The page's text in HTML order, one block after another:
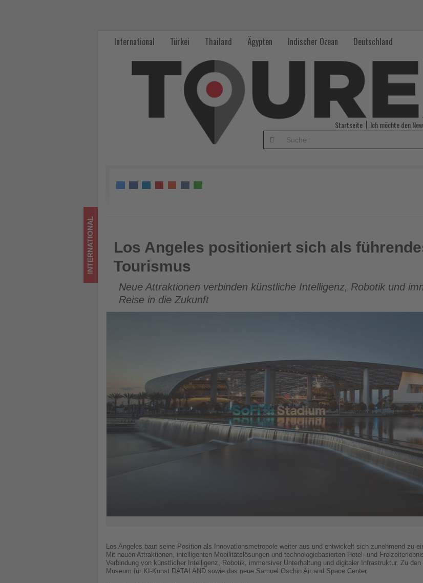
International Türkei Thailand Ägypten Indischer Ozean Deutschland
Startseite Ich möchte den
Los Angeles positioniert sich als führendes Reiseziel für Tech-Tourismus
INTERNATIONAL
Los Angeles positioniert sich als
Tourismus
Neue Attraktionen verbinden künstliche Intelligenz, Robotik und
Reise in die Zukunft
Los Angeles baut seine Position als Innovationsmetropole weiter aus und entwickelt sich zunehmend zu
Mit neuen Attraktionen, intelligenten Mobilitätslösungen und technologiebasierten Hotel- und
Verbindung von künstlicher Intelligenz, Robotik, immersiver Unterhaltung und digitaler Infrastruktur. Zu
Museum für KI-Kunst DATALAND sowie das neue Samuel Oschin Air and Space Center.